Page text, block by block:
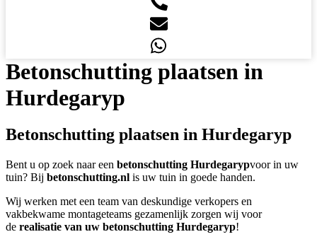
Betonschutting plaatsen in
Hurdegaryp
Betonschutting plaatsen in Hurdegaryp
Bent u op zoek naar een betonschutting Hurdegarypvoor in uw
tuin? Bij betonschutting.nl is uw tuin in goede handen.
Wij werken met een team van deskundige verkopers en
vakbekwame montageteams gezamenlijk zorgen wij voor
de realisatie van uw betonschutting Hurdegaryp!